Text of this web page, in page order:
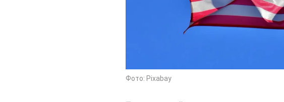
Фото: Pixabay